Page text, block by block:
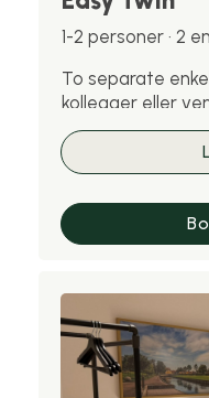
1-2 personer · 2
To separate
kollegaer eller
Bemærk:
værelse.